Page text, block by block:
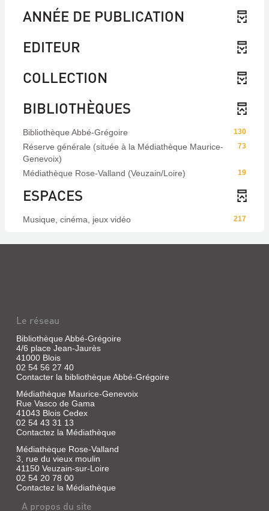
ANNÉE DE PUBLICATION
EDITEUR
COLLECTION
BIBLIOTHÈQUES
130
Bibliothèque Abbé-Grégoire
73
Réserve générale (située à la Médiathèque Maurice-
Genevoix)
19
Médiathèque Rose-Valland (Veuzain/Loire)
ESPACES
217
Musique, cinéma, jeux vidéo
Le réseau
Bibliothèque Abbé-Grégoire
4/6 place Jean-Jaurès
41000 Blois
02 54 56 27 40
Contacter la bibliothèque Abbé-Grégoire
Médiathèque Maurice-Genevoix
Rue Vasco de Gama
41043 Blois Cedex
02 54 43 31 13
Contactez la Médiathèque
Médiathèque Rose-Valland
3, rue du vieux moulin
41150 Veuzain-sur-Loire
02 54 20 78 00
Contactez la Médiathèque
A propos du site